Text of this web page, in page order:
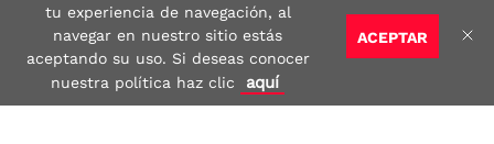
by
Sitio seguro: Vigilado por: Certificado:
ACEPTAR
tu experiencia de navegación, al
navegar en nuestro sitio estás
aceptando su uso. Si deseas conocer
nuestra política haz clic
aquí